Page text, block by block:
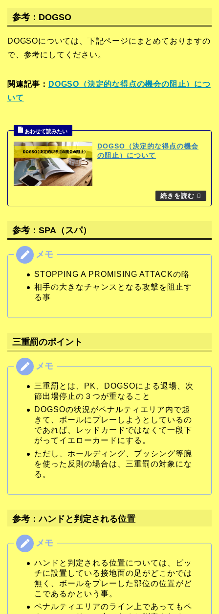
参考：DOGSO
DOGSOについては、下記ページにまとめておりますの
で、参考にしてください。
関連記事： DOGSO（決定的な得点の機会の阻止）につ
いて
DOGSO（決定的な得点の機会
の阻止）について
参考：SPA（スパ）
STOPPING A PROMISING ATTACKの略
相手の大きなチャンスとなる攻撃を阻止す
る事
三重罰のポイント
三重罰とは、PK、DOGSOによる退場、次
節出場停止の３つが重なること
DOGSOの状況がペナルティエリア内で起
きて、ボールにプレーしようとしているの
であれば、レッドカードではなくて一段下
がってイエローカードにする。
ただし、ホールディング、プッシング等腕
を使った反則の場合は、三重罰の対象にな
る。
参考：ハンドと判定される位置
ハンドと判定される位置については、ピッ
チに設置している接地面の足がどこかでは
無く、ボールをプレーした部位の位置がど
こであるかという事。
ペナルティエリアのライン上であってもペ